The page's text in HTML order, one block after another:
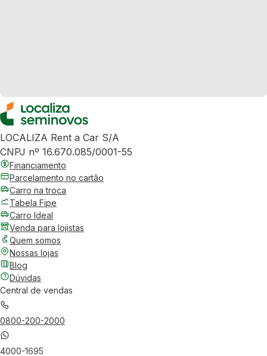
LOCALIZA Rent a Car S/A
CNPJ nº 16.670.085/0001-55
Financiamento
Parcelamento no cartão
Carro na troca
Tabela Fipe
Carro Ideal
Venda para lojistas
Quem somos
Nossas lojas
Blog
Dúvidas
Central de vendas
0800-200-2000
4000-1695